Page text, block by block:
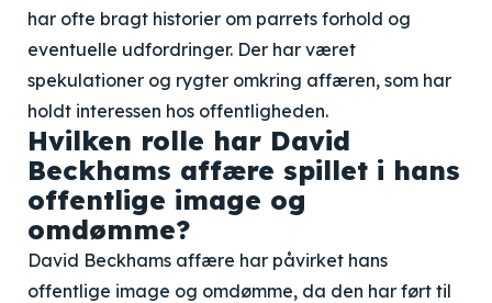
har ofte bragt historier om parrets forhold og
eventuelle udfordringer. Der har været
spekulationer og rygter omkring affæren, som har
holdt interessen hos offentligheden.
Hvilken rolle har David
Beckhams affære spillet i hans
offentlige image og
omdømme?
David Beckhams affære har påvirket hans
offentlige image og omdømme, da den har ført til